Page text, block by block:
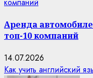
Аренда
топ-10 компаний
14.07.2026
Как учить английский